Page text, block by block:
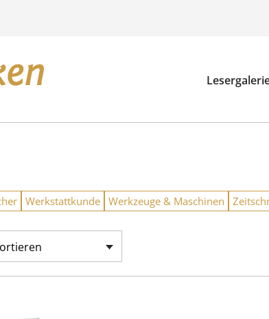
Werkstattkunde Werkzeuge & Maschinen